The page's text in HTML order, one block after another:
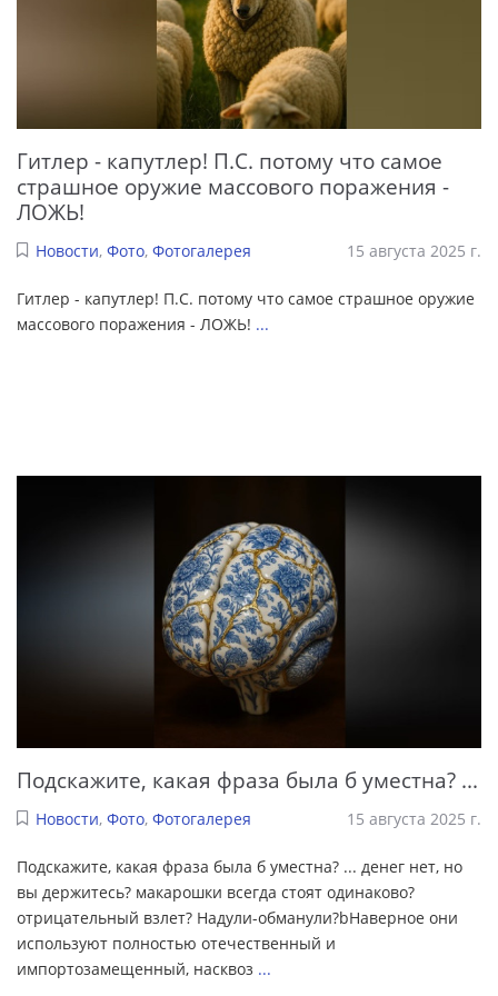
Гитлер - капутлер! П.С. потому что самое
страшное оружие массового поражения -
ЛОЖЬ!
Новости, Фото, Фотогалерея 15 августа 2025 г.
Гитлер - капутлер! П.С. потому что самое страшное оружие
массового поражения - ЛОЖЬ! ...
Подскажите, какая фраза была б уместна? ...
Новости, Фото, Фотогалерея 15 августа 2025 г.
Подскажите, какая фраза была б уместна? ... денег нет, но
вы держитесь? макарошки всегда стоят одинаково?
отрицательный взлет? Надули-обманули?bНаверное они
используют полностью отечественный и
импортозамещенный, насквоз ...